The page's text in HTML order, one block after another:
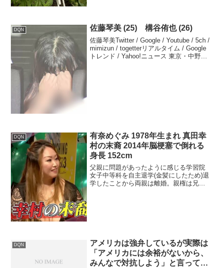
DQN 佐藤琴美 (25) 構谷侑也 (26)
佐藤琴美Twitter / Google / Youtube / 5ch /
mimizun / togetterリアルタイム / Google
トレンド / Yahoo!ニュース 東京・中野区
DQN
有奈めぐみ 1978年生まれ 真田幸
村の末裔 2014年脳梗塞で倒れる
身長 152cm
父親に問題があったように感じる学習院
女子中等科を自主退学(金髪にしたため)退
学したことから両親は離婚。親権は兄と
DQN
アメリカは強弁しているが実際は
「アメリカには余裕がないから、
みんなで対抗しよう」と言ってい